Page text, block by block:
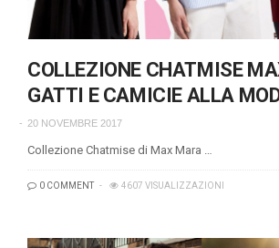
COLLEZIONE CHATMISE
GATTI E CAMICIE ALLA
20 NOVEMBRE 2017
Collezione Chatmise di Max Mara …
0 COMMENT 4607 VISUALIZZAZIONI